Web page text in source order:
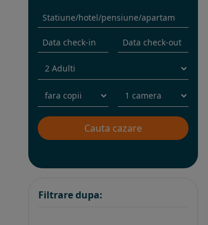
Filtrare dupa: